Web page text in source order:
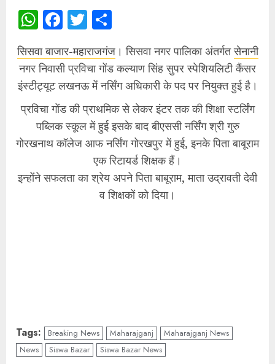
WhatsApp
Facebook
Twitter
सिसवा बाजार-महाराजगंज। सिसवा नगर पालिका अंतर्गतसेनानी
नगर निवासी प्रविचा गोंड कल्याण सिंह सुपर स्पेशियलिटी कैंसर
इंस्टीट्यूट लखनऊ में नर्सिंग अधिकारी के पद पर नियुक्त हुई है।
प्रविचा गोंड की प्राथमिक से लेकर इंटर तक की शिक्षा स्टर्लिंग
पब्लिक स्कूल में हुई इसके बाद बीएससी नर्सिंग श्री गुरु
गोरखनाथ कॉलेज आफ नर्सिंग गोरखपुर में हुई, इनके पिता बाबूराम
एक रिटायर्ड शिक्षक हैं।
इन्होंने सफलता का श्रेय अपने पिता बाबूराम, माता उद्रावती देवी
व शिक्षकों को दिया।
Tags: Breaking News Maharajganj
Maharajganj News
News
Siswa Bazar Siswa Bazar News